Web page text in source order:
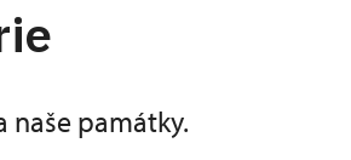
naše památky.